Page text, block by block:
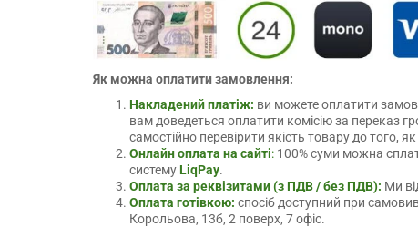
Як можна оплатити замовлення:
Накладений платіж: ви можете оплатити
вам доведеться оплатити комісію за переказ
самостійно перевірити якість товару до того,
Онлайн оплата на сайті: 100% суми можна
системуLiqPay.
Оплата за реквізитами (з ПДВ / без ПДВ): Ми
Оплата готівкою: спосіб доступний при
Корольова, 13б, 2 поверх, 7 офіс.